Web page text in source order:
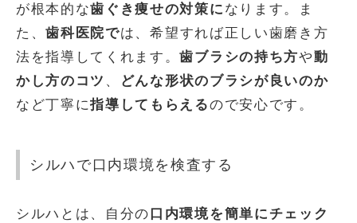
が根本的な歯ぐき痩せの対策に なります。ま
た、歯科医院では、希望すれば正しい歯磨き方
法を指導してくれます。歯ブラシの持ち方や動
かし方のコツ 、
どんな形状のブラシが良いのか
など丁寧に指導してもらえるので安心です。
シルハで口内環境を検査する
シルハとは、自分の 口内環境を簡単にチェック